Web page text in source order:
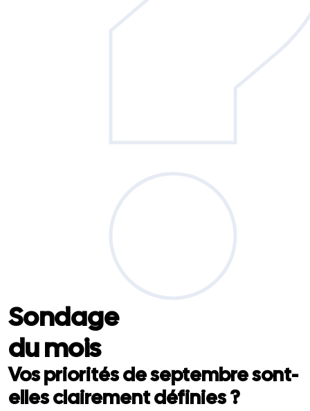
Sondage
du mois
Vos priorités de septembre sont-
elles clairement définies ?